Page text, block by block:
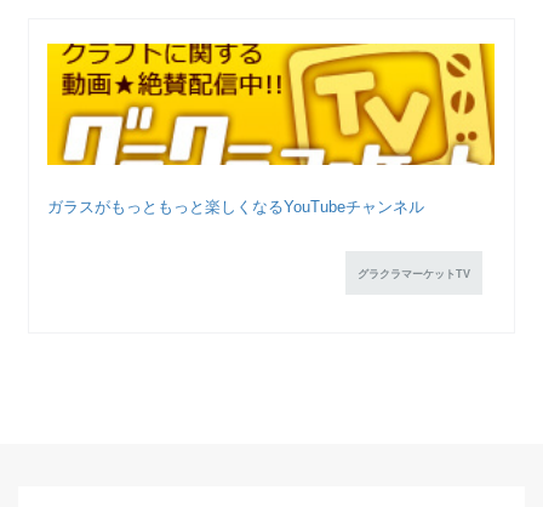
ガラスがもっともっと楽しくなるYouTubeチャンネル
グラクラマーケットTV